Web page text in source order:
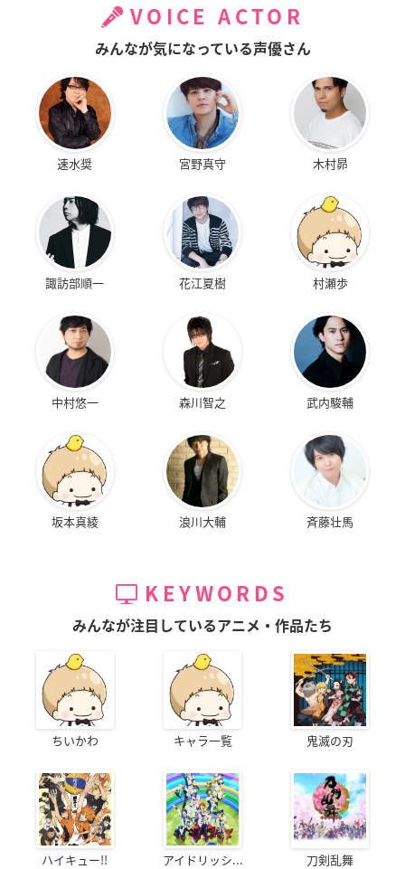
VOICE ACTOR
みんなが気になっている声優さん
速水奨 宮野真守 木村昴
諏訪部順一 花江夏樹 村瀬歩
中村悠一 森川智之 武内駿輔
坂本真綾 浪川大輔 斉藤壮馬
KEYWORDS
みんなが注目しているアニメ・作品たち
ちいかわ キャラ一覧 鬼滅の刃
ハイキュー!! アイドリッシ... 刀剣乱舞